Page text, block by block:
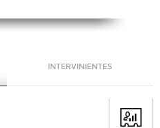
INTERVINIENTES